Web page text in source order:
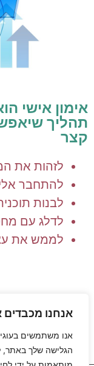
אנחנו
אנו משתמשים
הגלישה שלך באתר,
אימון אישי
תהליך
קצר
לזהות את
להתחבר
לבנות
לדלג עם
לממש את
....לא